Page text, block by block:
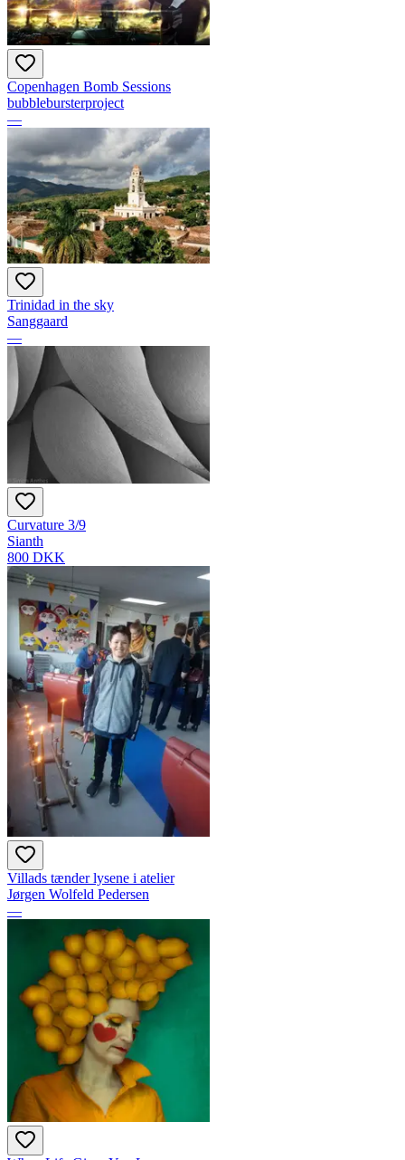
Copenhagen Bomb Sessions
bubblebursterproject
—
Trinidad in the sky
Sanggaard
—
Curvature 3/9
Sianth
800 DKK
Villads tænder lysene i atelier
Jørgen Wolfeld Pedersen
—